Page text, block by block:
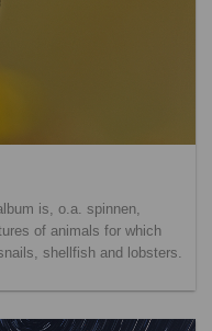
is, o.a. spinnen,
of animals for which
shellfish and lobsters.